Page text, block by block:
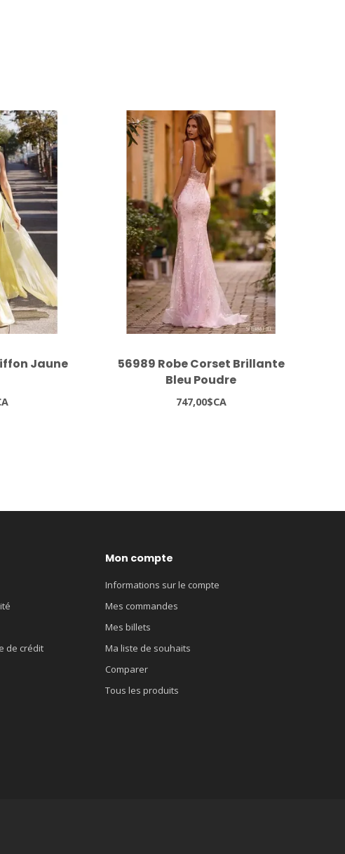
Jaune
56989 Robe Corset Brillante
Bleu Poudre
747,00$CA
de crédit
Mon compte
Informations sur le compte
Mes commandes
Mes billets
Ma liste de souhaits
Comparer
Tous les produits